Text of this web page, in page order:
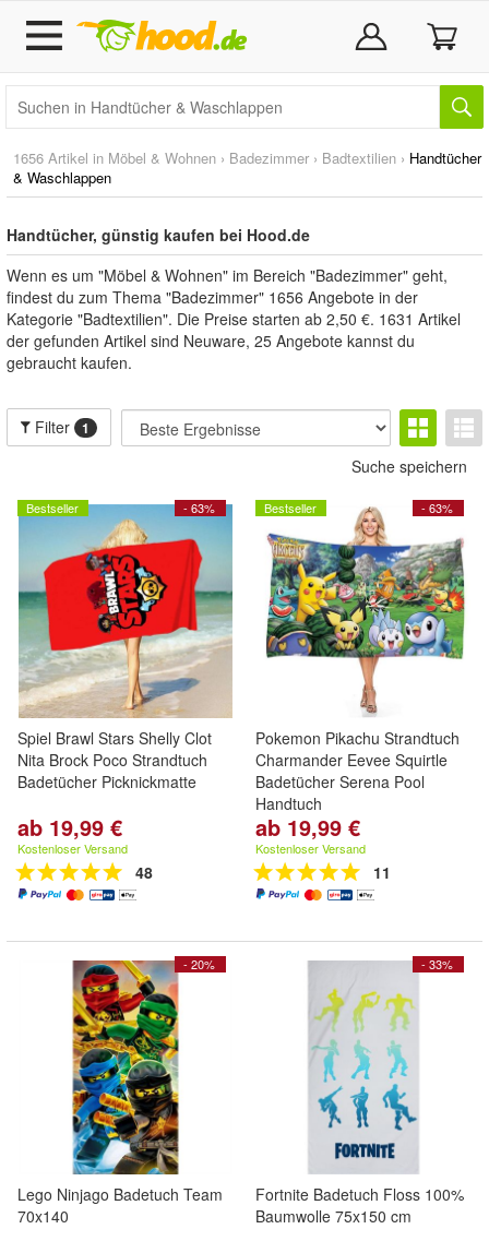
1656 Artikel in Möbel & Wohnen › Badezimmer › Badtextilien › Handtücher
& Waschlappen
Handtücher, günstig kaufen bei Hood.de
Wenn es um "Möbel & Wohnen" im Bereich "Badezimmer" geht,
findest du zum Thema "Badezimmer" 1656 Angebote in der
Kategorie "Badtextilien". Die Preise starten ab 2,50 €. 1631 Artikel
der gefunden Artikel sind Neuware, 25 Angebote kannst du
gebraucht kaufen.
Filter 1
Suche speichern
- 63%
Bestseller
Spiel Brawl Stars Shelly Clot
Nita Brock Poco Strandtuch
Badetücher Picknickmatte
ab 19,99 €
Kostenloser Versand
48
- 63%
Bestseller
Pokemon Pikachu Strandtuch
Charmander Eevee Squirtle
Badetücher Serena Pool
Handtuch
ab 19,99 €
Kostenloser Versand
11
- 20%
Lego Ninjago Badetuch Team
70x140
- 33%
Fortnite Badetuch Floss 100%
Baumwolle 75x150 cm